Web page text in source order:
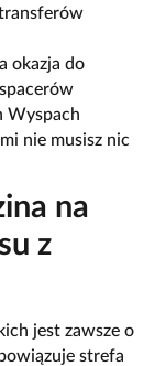
okazja do
Wyspach
nie musisz nic
na
z
jest zawsze o
strefa